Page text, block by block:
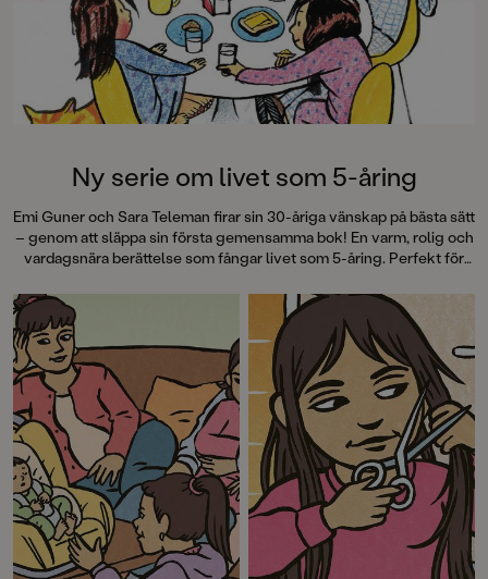
Ny serie om livet som 5-åring
Emi Guner och Sara Teleman firar sin 30-åriga vänskap på bästa sätt
– genom att släppa sin första gemensamma bok! En varm, rolig och
vardagsnära berättelse som fångar livet som 5-åring. Perfekt för